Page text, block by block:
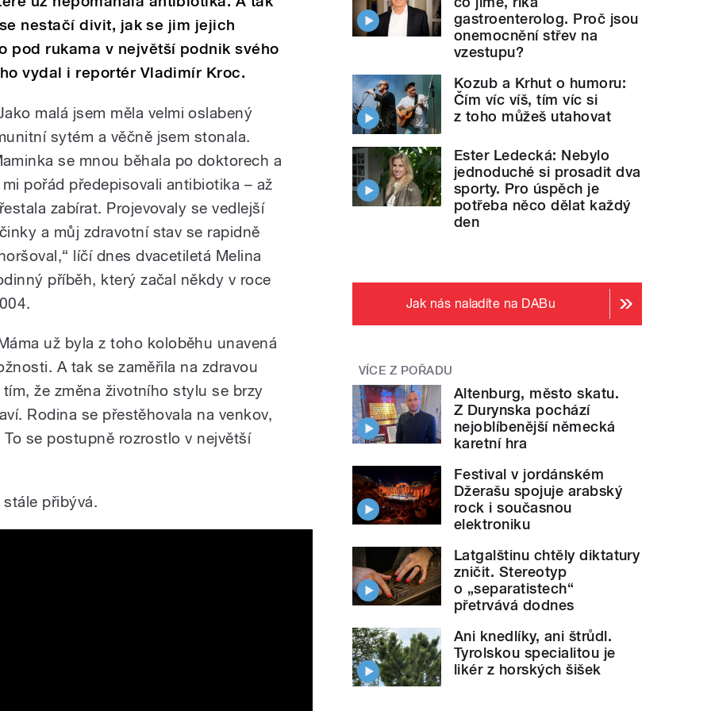
nestačí divit, jak se jim jejich
pod rukama v největší podnik svého
vydal i reportér Vladimír Kroc.
malá jsem měla velmi oslabený
sytém a věčně jsem stonala.
se mnou běhala po doktorech a
pořád předepisovali antibiotika – až
zabírat. Projevovaly se vedlejší
a můj zdravotní stav se rapidně
líčí dnes dvacetiletá Melina
příběh, který začal někdy v roce
už byla z toho koloběhu unavená
A tak se zaměřila na zdravou
že změna životního stylu se brzy
Rodina se přestěhovala na venkov,
se postupně rozrostlo v největší
přibývá.
gastroenterolog. Proč jsou
onemocnění střev na
vzestupu?
Kozub a Krhut o humoru:
Čím víc víš, tím víc si
z toho můžeš utahovat
Ester Ledecká: Nebylo
jednoduché si prosadit dva
sporty. Pro úspěch je
potřeba něco dělat každý
den
Jak nás naladíte na DABu
VÍCE Z POŘADU
Altenburg, město skatu.
Z Durynska pochází
nejoblíbenější německá
karetní hra
Festival v jordánském
Džerašu spojuje arabský
rock i současnou
elektroniku
Latgalštinu chtěly diktatury
zničit. Stereotyp
o „separatistech“
přetrvává dodnes
Ani knedlíky, ani štrůdl.
Tyrolskou specialitou je
likér z horských šišek